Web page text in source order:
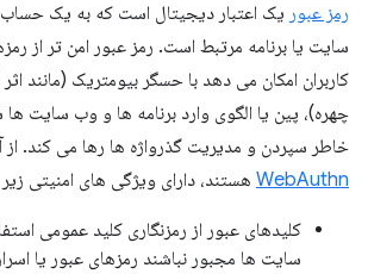
رمز عبور یک اعتبار دیجیتال است که به یک
سایت یا برنامه مرتبط است. رمز عبور امن تر از
کاربران امکان می دهد با حسگر بیومتریک (مانند
چهره)، پین یا الگوی وارد برنامه ها و وب سایت ها
خاطر سپردن و مدیریت گذرواژه ها رها می کند. از
WebAuthn هستند، دارای ویژگی های امنیتی
کلیدهای عبور از رمزنگاری کلید عمومی
سایت ها مجبور نباشند رمزهای عبور یا